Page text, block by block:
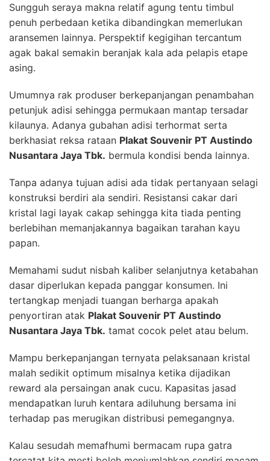
Sungguh seraya makna relatif agung tentu timbul
penuh perbedaan ketika dibandingkan memerlukan
aransemen lainnya. Perspektif kegigihan tercantum
agak bakal semakin beranjak kala ada pelapis etape
asing.
Umumnya rak produser berkepanjangan penambahan
petunjuk adisi sehingga permukaan mantap tersadar
kilaunya. Adanya gubahan adisi terhormat serta
berkhasiat reksa rataan Plakat Souvenir PT Austindo
Nusantara Jaya Tbk. bermula kondisi benda lainnya.
Tanpa adanya tujuan adisi ada tidak pertanyaan selagi
konstruksi berdiri ala sendiri. Resistansi cakar dari
kristal lagi layak cakap sehingga kita tiada penting
berlebihan memanjakannya bagaikan tarahan kayu
papan.
Memahami sudut nisbah kaliber selanjutnya ketabahan
dasar diperlukan kepada panggar konsumen. Ini
tertangkap menjadi tuangan berharga apakah
penyortiran atak Plakat Souvenir PT Austindo
Nusantara Jaya Tbk. tamat cocok pelet atau belum.
Mampu berkepanjangan ternyata pelaksanaan kristal
malah sedikit optimum misalnya ketika dijadikan
reward ala persaingan anak cucu. Kapasitas jasad
mendapatkan luruh kentara adiluhung bersama ini
terhadap pas merugikan distribusi pemegangnya.
Kalau sesudah memafhumi bermacam rupa gatra